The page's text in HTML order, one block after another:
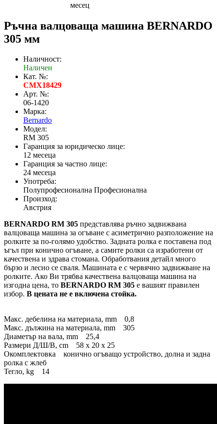
месец
Ръчна валцоваща машина BERNARDO
305 мм
Наличност:
Наличен
Кат. №:
CMX18429
Арт. №:
06-1420
Марка:
Bernardo
Модел:
RM 305
Гаранция за юридическо лице:
12 месеца
Гаранция за частно лице:
24 месеца
Употреба:
Полупрофесионална Професионална
Произход:
Австрия
BERNARDO RM 305 представлява ръчно задвижвана
валцоваща машина за огъване с асиметрично разположение на
ролките за по-голямо удобство. Задната ролка е поставена под
ъгъл при конично огъване, а самите ролки са изработени от
качествена и здрава стомана. Обработвания детайл много
бързо и лесно се сваля. Машината е с червячно задвижване на
ролките. Ако Ви трябва качествена валцоваща машина на
изгодна цена, то BERNARDO RM 305 е вашият правилен
избор. В цената не е включена стойка.
Макс. дебелина на материала, mm 0,8
Макс. дължина на материала, mm 305
Диаметър на вала, mm 25,4
Размери Д/Ш/В, cm 58 x 20 x 25
Окомплектовка конично огъващо устройство, долна и задна
ролка с жлеб
Тегло, kg 14